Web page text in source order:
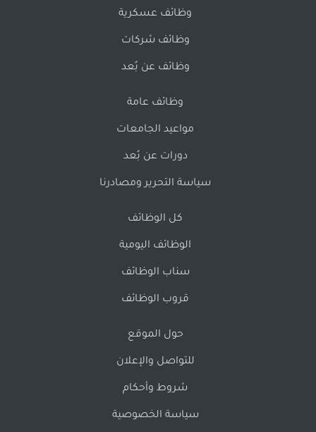
وظائف عسكرية
وظائف شركات
وظائف عن بُعد
وظائف عامة
مواعيد الجامعات
دورات عن بُعد
سياسة التحرير ومصادرنا
كل الوظائف
الوظائف اليومية
سناب الوظائف
قروب الوظائف
حول الموقع
للتواصل والإعلان
شروط وأحكام
سياسة الخصوصية